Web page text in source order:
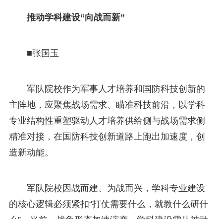
推动学科建设“向战而新”
■张国玉
军队院校作为军事人才培养和国防科技创新的
主阵地，应聚焦战场需求、瞄准科技前沿，以学科
专业结构性重塑驱动人才培养供给侧与战场需求侧
精准对接，在国防科技创新道路上跑出加速度，创
造新动能。
军队院校因战而建、为战而兴，学科专业建设
的核心逻辑必须紧扣“打仗需要什么，就教什么研什